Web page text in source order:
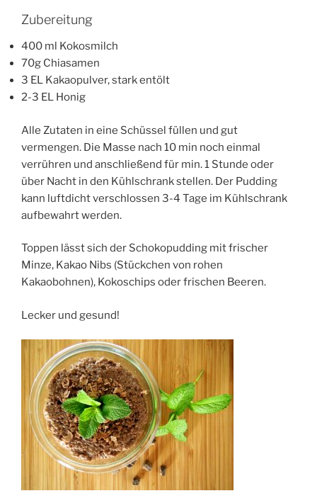
Zubereitung
400 ml Kokosmilch
70g Chiasamen
3 EL Kakaopulver, stark entölt
2-3 EL Honig
Alle Zutaten in eine Schüssel füllen und gut
vermengen. Die Masse nach 10 min noch einmal
verrühren und anschließend für min. 1 Stunde oder
über Nacht in den Kühlschrank stellen. Der Pudding
kann luftdicht verschlossen 3-4 Tage im Kühlschrank
aufbewahrt werden.
Toppen lässt sich der Schokopudding mit frischer
Minze, Kakao Nibs (Stückchen von rohen
Kakaobohnen), Kokoschips oder frischen Beeren.
Lecker und gesund!